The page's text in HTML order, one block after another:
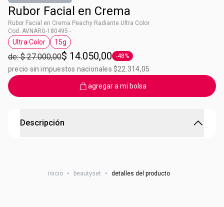
Rubor Facial en Crema
Rubor Facial en Crema Peachy Radiante Ultra Color
Cod. AVNARG-180495 -
Etiqueta Ultra Color
Ultra Color
Etiqueta 15g
15g
de: $ 27.000,00$ 14.050,00 Etiqueta -48%
-48%
precio sin impuestos nacionales $22.314,05
agregar a mi bolsa
Descripción
pomo ligeramente y difuminá el rubor con tus dedos hacia
inicio • beautyset • detalles del producto